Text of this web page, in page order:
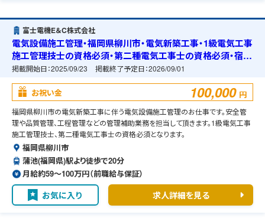
富士電機E＆C株式会社
電気設備施工管理・福岡県柳川市・電気新築工事・1級電気工事
施工管理技士の資格必須・第二種電気工事士の資格必須・宿舎
の準備可能
掲載開始日：2025/09/23 掲載終了予定日：2026/09/01
お祝い金 100,000 円
福岡県柳川市の電気新築工事に伴う電気設備施工管理のお仕事です。安全管
理や品質管理、工程管理などの管理補助業務を担当して頂きます。1級電気工事
施工管理技士、第二種電気工事士の資格必須となります。
福岡県柳川市
蒲池(福岡県)駅より徒歩で20分
月給約59〜100万円（前職給与保証）
お気に入り 求人詳細を見る